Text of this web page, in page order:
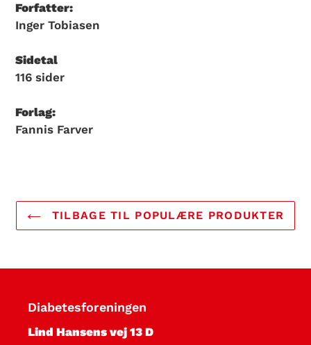
Forfatter:
Inger Tobiasen
Sidetal
116 sider
Forlag:
Fannis Farver
TILBAGE TIL POPULÆRE PRODUKTER
Diabetesforeningen
Lind Hansens vej 13 D